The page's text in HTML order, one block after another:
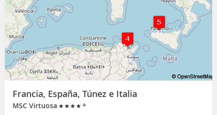
Francia, España, Túnez e Italia
MSC Virtuosa +